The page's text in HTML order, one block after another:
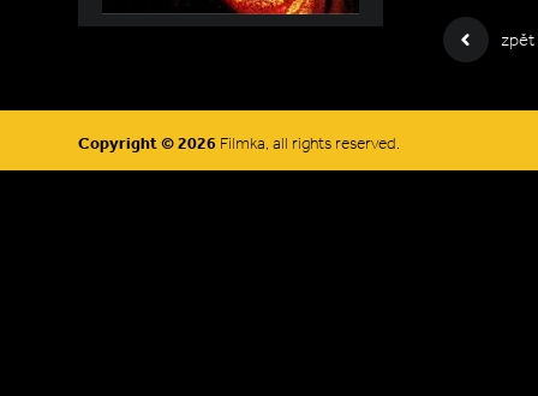
zpět
Copyright © 2026 Filmka, all rights reserved.